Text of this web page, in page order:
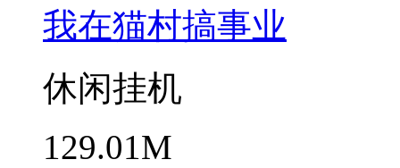
我在猫村搞事业
休闲挂机
129.01M